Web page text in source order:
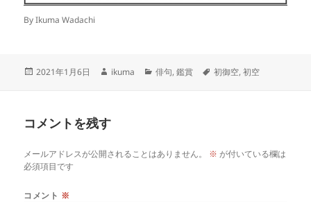
By Ikuma Wadachi
投
2021年1月6日
作
ikuma
カ
俳句,鑑賞
タ
初御空,初空
コメントを残す
メールアドレスが公開されることはありません。 ※ が付いている欄は
必須項目です
コメント ※